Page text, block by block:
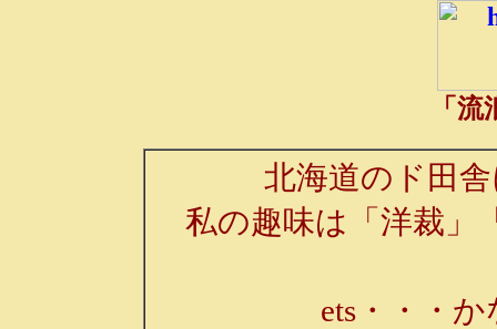
「
北海道のド田
私の趣味は「洋裁」
ets・・・